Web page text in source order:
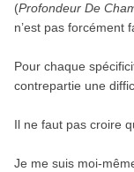
(Profondeur De
n’est pas forcément
Pour chaque
contrepartie une
Il ne faut pas croire
Je me suis moi-